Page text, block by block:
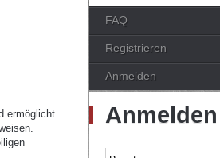
ermöglicht
FAQ
Registrieren
Anmelden
Anmelden